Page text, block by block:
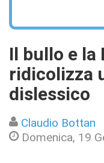
Il bullo e la
ridicolizza
dislessico
Claudio Bottan
Domenica, 19